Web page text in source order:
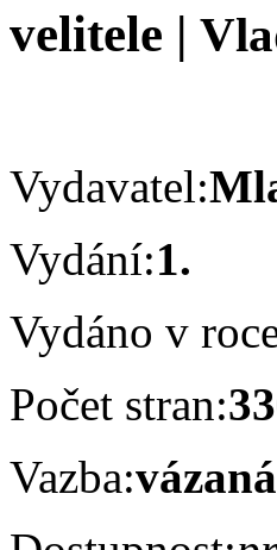
velitele |
Vydavatel:
Vydání:1.
Vydáno v
Počet stran:
Vazba:vázaná